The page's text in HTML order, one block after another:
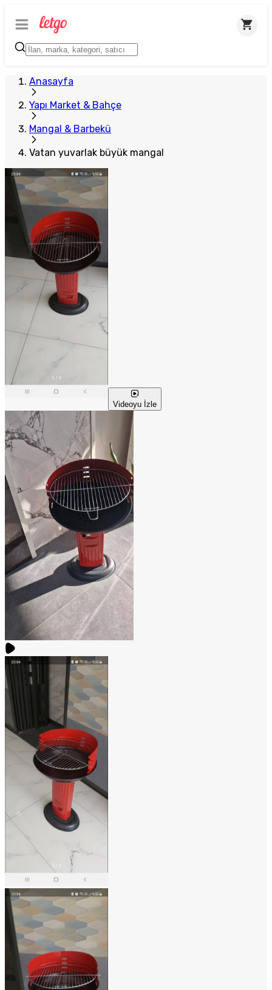
Anasayfa
Yapı Market & Bahçe
Mangal & Barbekü
Vatan yuvarlak büyük mangal
Videoyu İzle
Plus Satıcı